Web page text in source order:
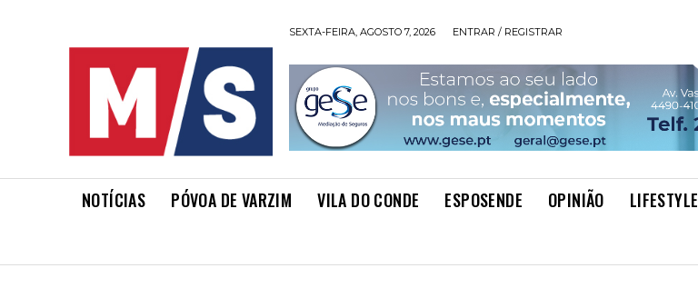
SEXTA-FEIRA, AGOSTO 7, 2026 ENTRAR / REGISTRAR
NOTÍCIAS PÓVOA DE VARZIM VILA DO CONDE ESPOSENDE OPINIÃO LIFESTYLE